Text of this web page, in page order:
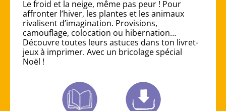
Le froid et la neige, même pas peur ! Pour
affronter l’hiver, les plantes et les animaux
rivalisent d’imagination. Provisions,
camouflage, colocation ou hibernation…
Découvre toutes leurs astuces dans ton livret-
jeux à imprimer. Avec un bricolage spécial
Noël !